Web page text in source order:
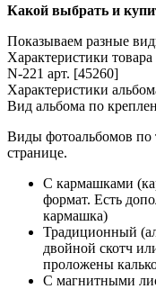
Какой выбрать и
Показываем разные
Характеристики
N-221 арт. [45260]
Характеристики
Вид альбома по
Виды фотоальбомов по
странице.
С кармашками
формат. Есть
кармашка)
Традиционный
двойной скотч
проложены
С магнитными